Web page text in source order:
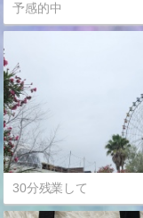
予感的中
30分残業して